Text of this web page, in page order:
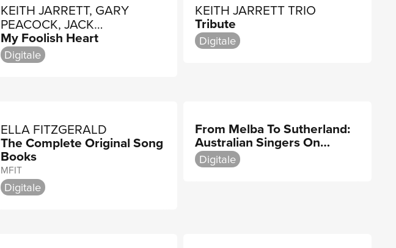
KEITH JARRETT, GARY
PEACOCK, JACK
DEJOHNETTE
My Foolish Heart
Digitale
KEITH JARRETT TRIO
Tribute
Digitale
ELLA FITZGERALD
The Complete Original Song
Books
MFIT
Digitale
From Melba To Sutherland:
Australian Singers On
Record
Digitale